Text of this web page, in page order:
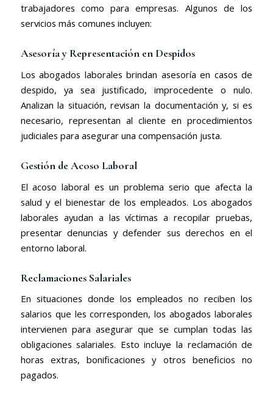
trabajadores como para empresas. Algunos de los
servicios más comunes incluyen:
Asesoría y Representación en Despidos
Los abogados laborales brindan asesoría en casos de
despido, ya sea justificado, improcedente o nulo.
Analizan la situación, revisan la documentación y, si es
necesario, representan al cliente en procedimientos
judiciales para asegurar una compensación justa.
Gestión de Acoso Laboral
El acoso laboral es un problema serio que afecta la
salud y el bienestar de los empleados. Los abogados
laborales ayudan a las víctimas a recopilar pruebas,
presentar denuncias y defender sus derechos en el
entorno laboral.
Reclamaciones Salariales
En situaciones donde los empleados no reciben los
salarios que les corresponden, los abogados laborales
intervienen para asegurar que se cumplan todas las
obligaciones salariales. Esto incluye la reclamación de
horas extras, bonificaciones y otros beneficios no
pagados.